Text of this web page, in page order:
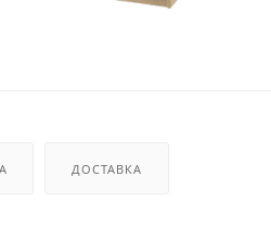
ДОСТАВКА